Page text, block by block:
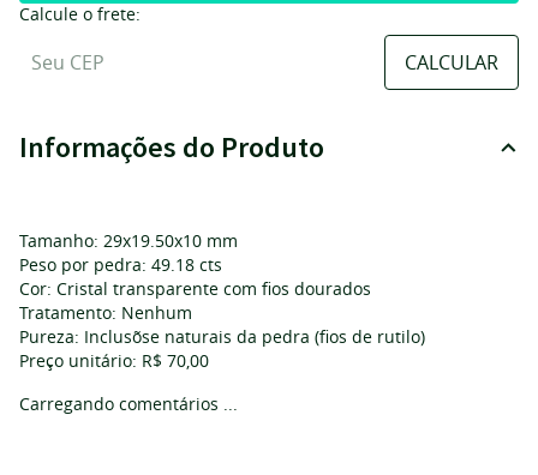
Calcule o frete:
Informações do Produto
Tamanho: 29x19.50x10 mm
Peso por pedra: 49.18 cts
Cor: Cristal transparente com fios dourados
Tratamento: Nenhum
Pureza: Inclusõse naturais da pedra (fios de rutilo)
Preço unitário: R$ 70,00
Carregando comentários ...